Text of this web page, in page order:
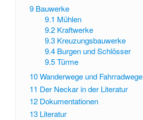
9 Bauwerke
9.1 Mühlen
9.2 Kraftwerke
9.3 Kreuzungsbauwerke
9.4 Burgen und Schlösser
9.5 Türme
10Wanderwege und Fahrradwege
11 Der Neckar in der Literatur
12 Dokumentationen
13 Literatur